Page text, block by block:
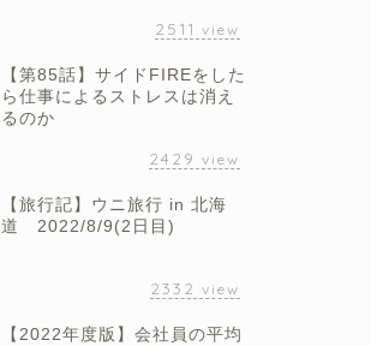
2511 view
【第85話】サイドFIREをした
ら仕事によるストレスは消え
るのか
2429 view
【旅行記】ウニ旅行 in 北海
道 2022/8/9(2日目)
2332 view
【2022年度版】会社員の平均